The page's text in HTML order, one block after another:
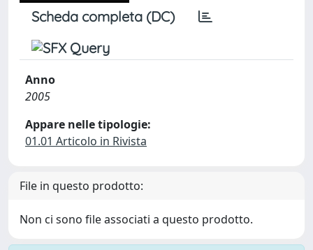
Scheda completa (DC)
Anno
2005
Appare nelle tipologie:
01.01 Articolo in Rivista
File in questo prodotto:
Non ci sono file associati a questo prodotto.